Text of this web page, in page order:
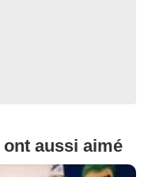
aussi aimé